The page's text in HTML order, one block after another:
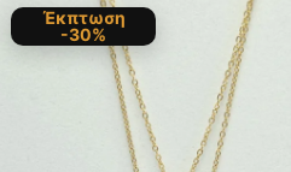
Έκπτωση
-30%